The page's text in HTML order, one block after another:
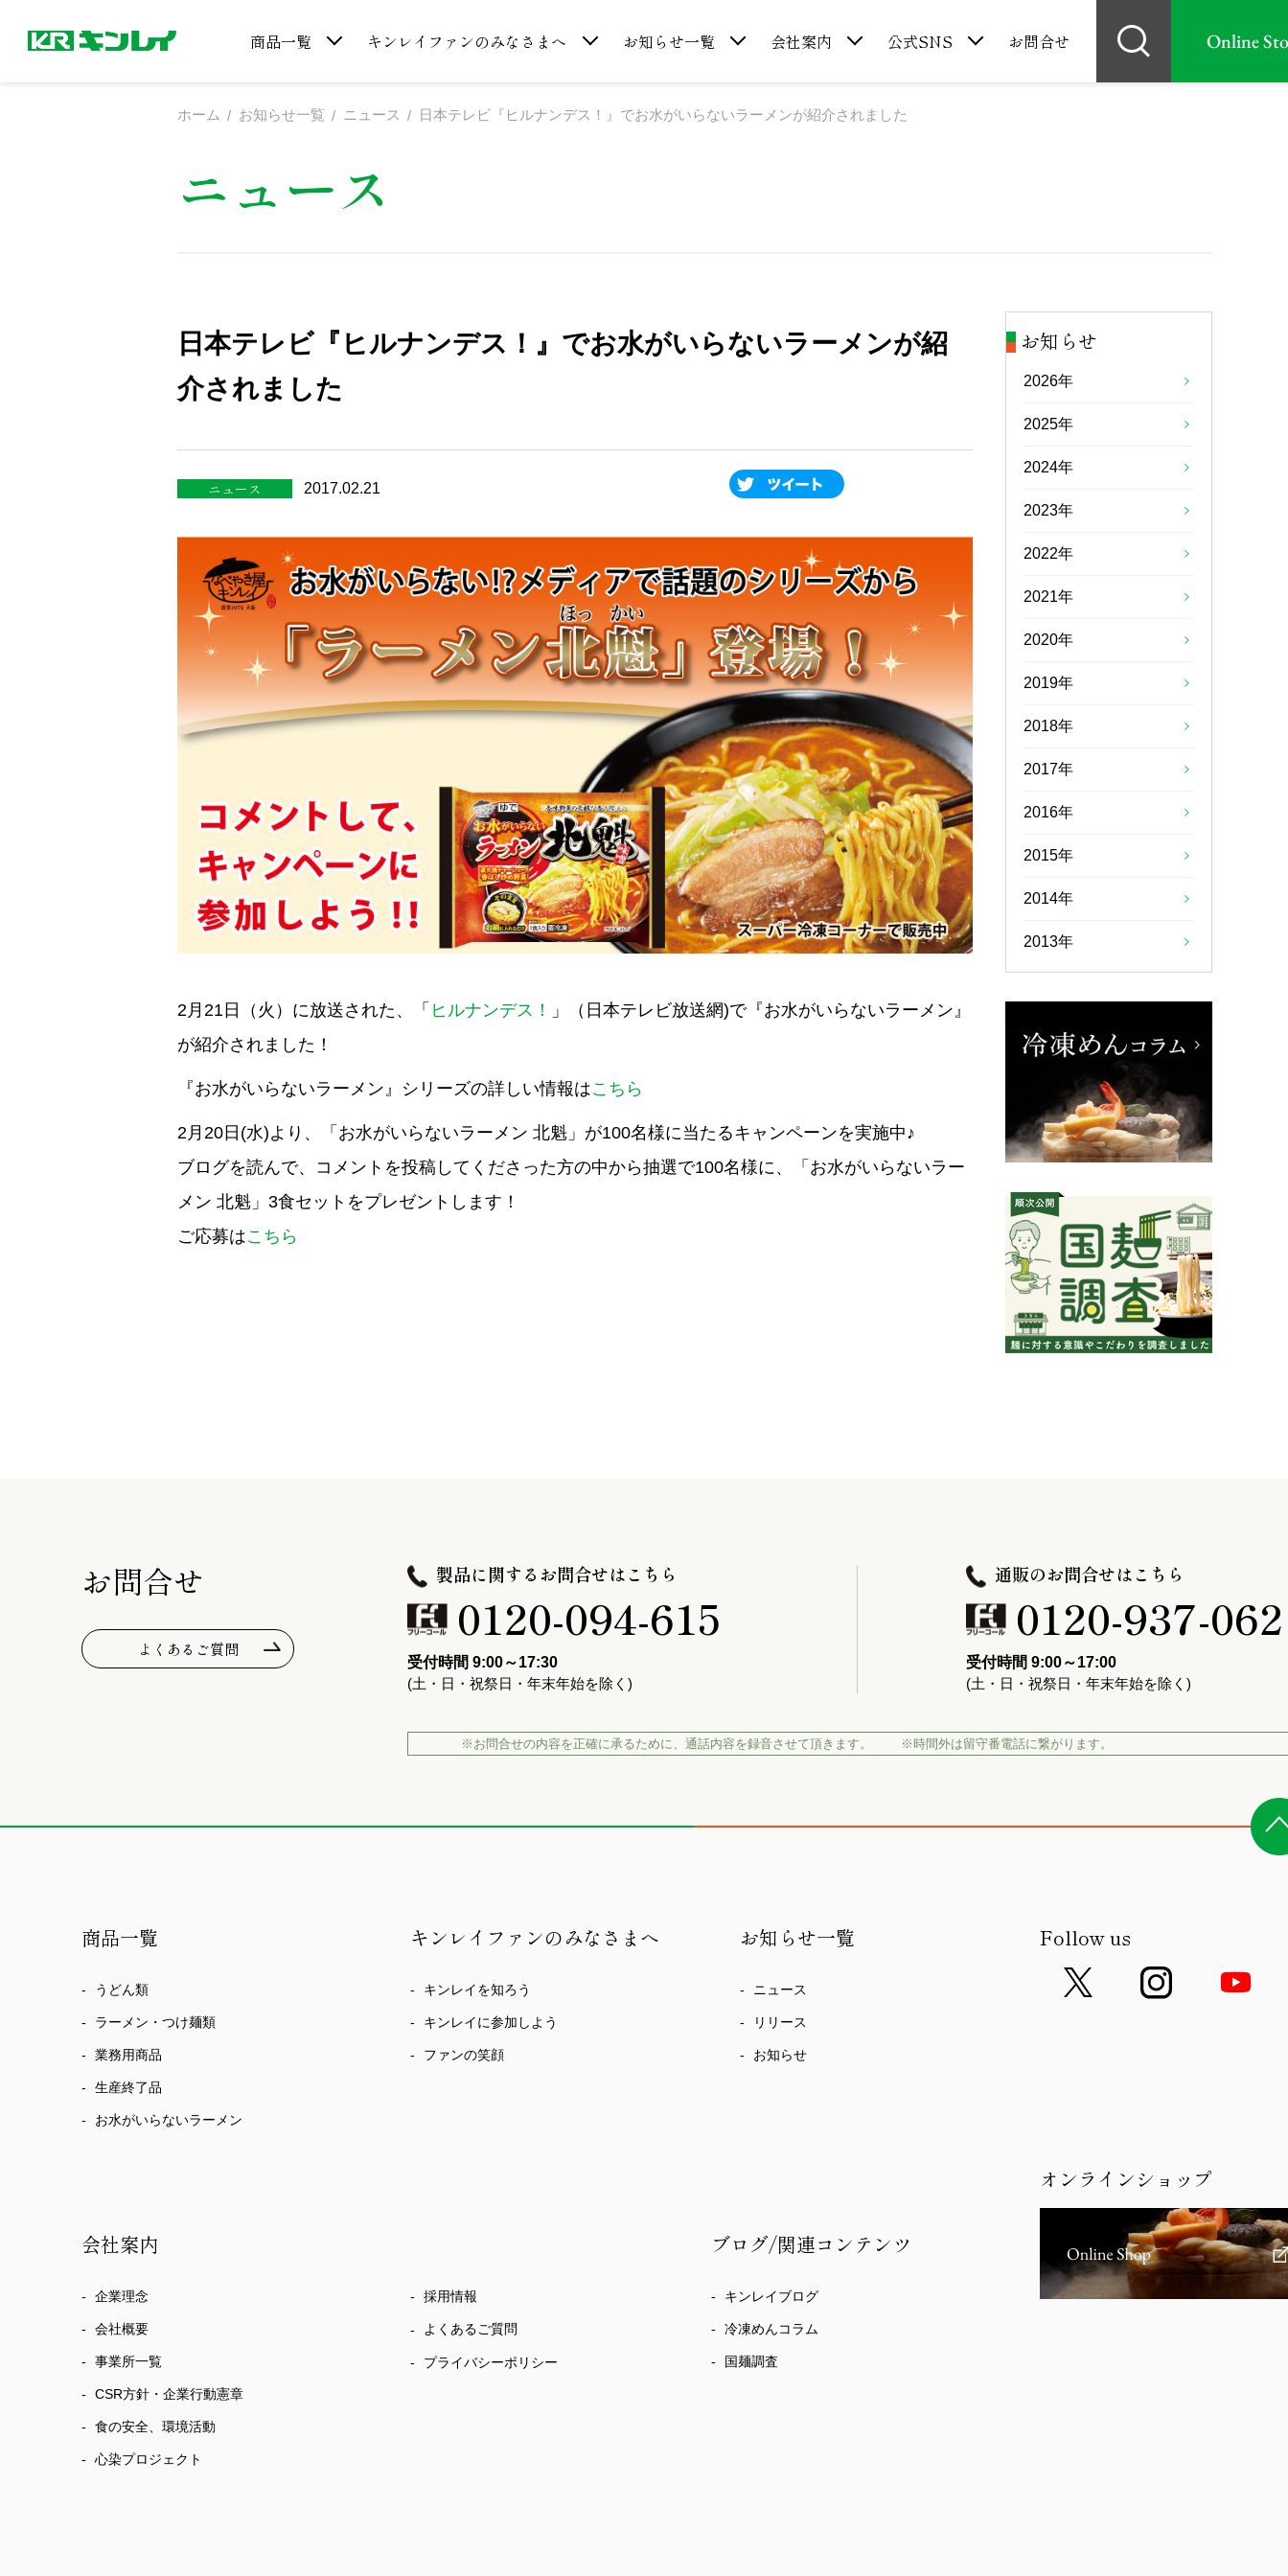
商品一覧 キンレイファンのみなさまへ お知らせ一覧 会社案内 公式SNS お問合せ Online
ホーム お知らせ一覧 ニュース 日本テレビ『ヒルナンデス！』でお水がいらないラーメンが紹介されました
ニュース
日本テレビ『ヒルナンデス！』でお水がいらないラーメンが紹
介されました
ニュース 2017.02.21
2月21日（火）に放送された、「 ヒルナンデス！
」（日本テレビ放送網)で『お水がいらないラーメン』
が紹介されました！
『お水がいらないラーメン』シリーズの詳しい情報はこちら
2月20日(水)より、「お水がいらないラーメン 北魁」が100名様に当たるキャンペーンを実施中♪
ブログを読んで、コメントを投稿してくださった方の中から抽選で100名様に、「お水がいらないラー
メン 北魁」3食セットをプレゼントします！
ご応募はこちら
お知らせ
2026年
2025年
2024年
2023年
2022年
2021年
2020年
2019年
2018年
2017年
2016年
2015年
2014年
2013年
お問合せ
よくあるご質問
製品に関するお問合せはこちら
0120-094-615
受付時間 9:00～17:30
(土・日・祝祭日・年末年始を除く)
通販のお問合せはこちら
0120-937-062
受付時間 9:00～17:00
(土・日・祝祭日・年末年始を除く)
※お問合せの内容を正確に承るために、 通話内容を録音させて頂きます。 ※時間外は留守番電話に繋がります。
商品一覧
うどん類
ラーメン・つけ麺類
業務用商品
生産終了品
お水がいらないラーメン
キンレイファンのみなさまへ
キンレイを知ろう
キンレイに参加しよう
ファンの笑顔
お知らせ一覧
ニュース
リリース
お知らせ
会社案内
企業理念
会社概要
事業所一覧
CSR方針・企業行動憲章
食の安全、環境活動
心染プロジェクト
採用情報
よくあるご質問
プライバシーポリシー
ブログ/関連コンテンツ
キンレイブログ
冷凍めんコラム
国麺調査
Follow us
オンラインショップ